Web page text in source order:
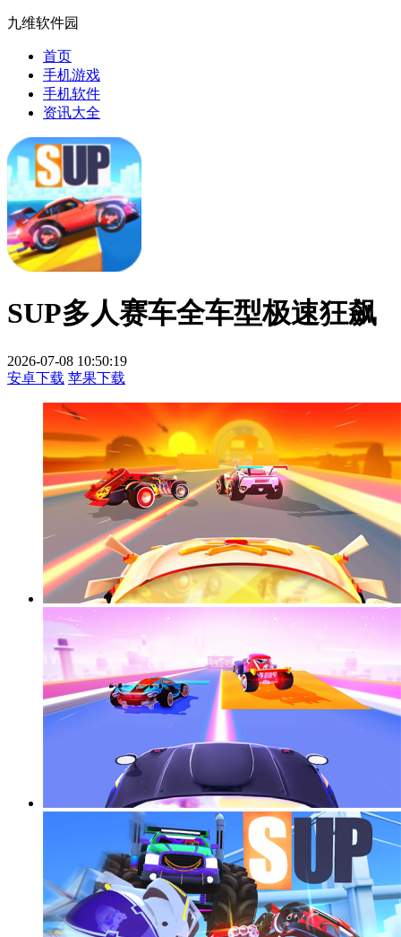
九维软件园
首页
手机游戏
手机软件
资讯大全
SUP多人赛车全车型极速狂飙
2026-07-08 10:50:19
安卓下载 苹果下载